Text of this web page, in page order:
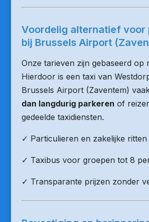
Voordelig alternatief voor
bij Brussels Airport
Onze tarieven zijn gebaseerd op
Hierdoor is een taxi van
Brussels Airport (Zaventem)
dan langdurig parkeren of
gedeelde taxidiensten.
✓ Particulieren en zakelijke ritten
✓ Taxibus voor groepen tot 8
✓ Transparante prijzen zonder